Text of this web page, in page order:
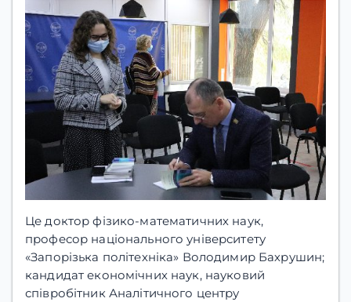
Це доктор фізико-математичних наук,
професор національного університету
«Запорізька політехніка» Володимир Бахрушин;
кандидат економічних наук, науковий
співробітник Аналітичного центру